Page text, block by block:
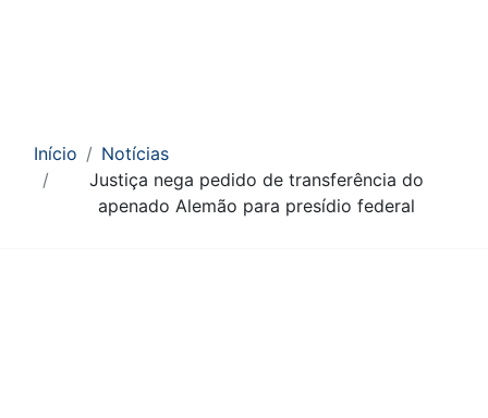
Início
Notícias
Justiça nega pedido de transferência do
apenado Alemão para presídio federal